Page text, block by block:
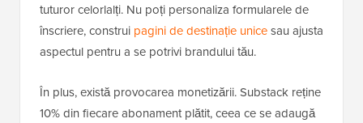
tuturor celorlalți. Nu poți personaliza formularele de
înscriere, construi pagini de destinație unicesau ajusta
aspectul pentru a se potrivi brandului tău.
În plus, există provocarea monetizării. Substack reține
10% din fiecare abonament plătit, ceea ce se adaugă